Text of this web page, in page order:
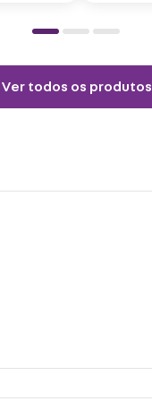
Ver todos os produtos